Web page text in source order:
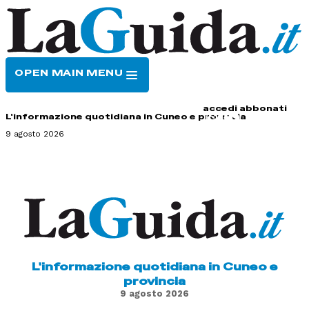
OPEN MAIN MENU
accedi abbonati
L'informazione quotidiana in Cuneo e provincia
9 agosto 2026
L'informazione quotidiana in Cuneo e
provincia
9 agosto 2026